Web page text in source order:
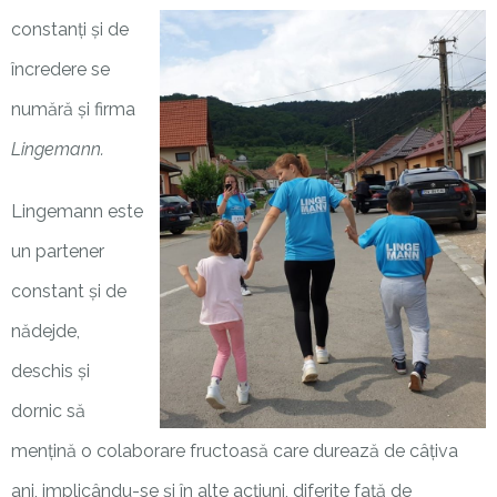
constanți și de
încredere se
numără și firma
Lingemann.
Lingemann este
un partener
constant și de
nădejde,
deschis și
dornic să
mențină o colaborare fructoasă care durează de câțiva
ani, implicându-se și în alte acțiuni, diferite față de